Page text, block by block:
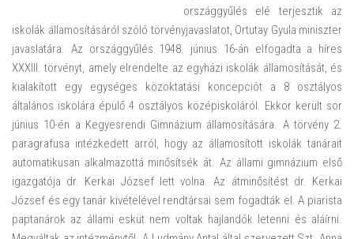
országgyűlés elé terjesztik az
iskolák államosításáról szóló törvényjavaslatot, Ortutay Gyula miniszter
javaslatára. Az országgyűlés 1948. június 16-án elfogadta a híres
XXXIII. törvényt, amely elrendelte az egyházi iskolák államosítását, és
kialakított egy egységes közoktatási koncepciót a 8 osztályos
általános iskolára épülő 4 osztályos középiskoláról. Ekkor került sor
június 10-én a Kegyesrendi Gimnázium államosítására. A törvény 2.
paragrafusa intézkedett arról, hogy az államosított iskolák tanárait
automatikusan alkalmazottá minősítsék át. Az állami gimnázium első
igazgatója dr. Kerkai József lett volna. Az átminősítést dr. Kerkai
József és egy tanár kivételével rendtársai sem fogadták el. A piarista
paptanárok az állami esküt nem voltak hajlandók letenni és aláírni.